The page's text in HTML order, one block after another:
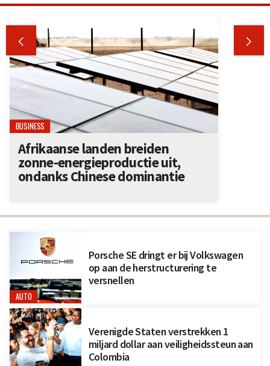
AUTO
Porsche SE dringt er bij Volkswagen
op aan de herstructurering te
versnellen
Verenigde Staten verstrekken 1
miljard dollar aan veiligheidssteun aan
Colombia
 
BUSINESS
Afrikaanse landen breiden
zonne-energieproductie uit,
ondanks Chinese dominantie